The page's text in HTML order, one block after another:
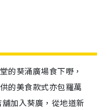
的葵涌廣場食下嘢，
的美食款式亦包羅萬
加入葵廣，從地道新